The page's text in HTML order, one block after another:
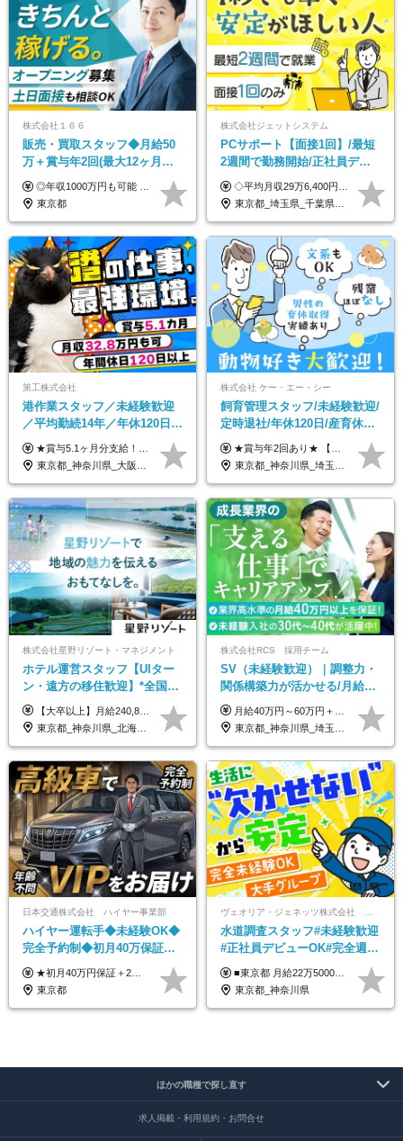
株式会社１６６
販売・買取スタッフ◆月給50
万＋賞与年2回(最大12ヶ月分
支給)◆前職給与保証◆年収
1000万可◆オープニング
◎年収1000万円も可能 ◎複雑な条件やノルマは一切なし！ 頑張った分だけシンプルに還元される給与体系です。 経験者の方には「前職給与保証」をお約束します！ ■月給50万円～80万円（役職手当を含む） ★平均月収：60～70万円程度 ★「〇件以上で支給」といった複雑な条件やノルマの縛りは一切ありません。 お客様に寄り添い、利益が出た分はしっかりとあなたの給与へ還元します！ ※経験・能力を考慮のうえ決定します。 ※試用期間3ヶ月あり。その間の待遇・給与に差異はありません。 ※上記の金額は固定残業代（20時間/5万円～）含んだ金額です。 超過分は別途記載します。
東京都
株式会社ジェットシステム
PCサポート【面接1回】/最短
2週間で勤務開始/正社員デビ
ュー歓迎/未経験9割以上/社員
寮・住宅手当あり
◇平均月収29万6,400円(各種手当含む) ◇住宅手当⇒最大家賃の半額支給 ◇賞与年2回支給 ■月給22万5,000円以上＋地域手当＋時間外手当＋住宅手当＋家族手当 ※経験やスキルに応じて給与を決定します ※試用期間2ヶ月あり（期間内は時給1,060円以上となります） └地域により上がる可能性があり／例：東京都時給1,370円 └その他待遇に差異なし ＜モデル月収例＞ 1年目：296,400円 3年目：320,000円 【固定残業代について】 なし（残業代は、実際の労働時間に応じて別途全額支給）
東京都_埼玉県_千葉県_愛知県_北海道_群馬県_長野県_富山県_石川県_静岡県_香川県_高知県_熊本県_長崎県_沖縄県
第工株式会社
港作業スタッフ／未経験歓迎
／平均勤続14年／年休120日以
上／食事手当・家族手当あり
／賞与5.1ヶ月分
★賞与5.1ヶ月分支給！ ★入社3年目・30代で年収730万円の先輩も活躍中！ ★入社1年目・20代で月収29万円の実績あり 月給：22.5万円～30.5万円＋各種手当＋賞与年2回＋残業代全額支給 ※経験・能力などを考慮のうえ決定します ※上記月給には食事手当(5000円／月）を含みます ※残業代は分単位で100％支給いたします ※試用期間3ヶ月。その間の給与・待遇に差異はありません 【月収例】 ◆33.5万円／31歳 入社7か月 ◆38.5万円／32歳 入社1年目 ◆48.4万円／44歳 入社12年目 ※経験・能力などを考慮のうえ決定 ※月収・給与例には休日手当も含みます 【手当詳細】 ◆交通費規定支給（上限3万5000円／月） ◆時間外手当全額支給 ◆休日出勤手当 ◆港湾住宅あり（1R・2万円台～） ◆資格取得支援制度：全額負担 ◆地域手当：関東地区1万円／月
東京都_神奈川県_大阪府_愛知県_兵庫県
株式会社 ケー・エー・シー
飼育管理スタッフ/未経験歓迎/
定時退社/年休120日/産育休実
績あり/連休取得OK/賞与年2
回/急募求人
★賞与年2回あり★ 【未経験の方】月給20万7,750円～＋賞与年2回＋残業代全額支給＋交通費支給 【生物系大卒の方】月給21万3,750円～＋賞与年2回＋残業代全額支給＋交通費支給 ★手当が充実★ ・資格手当（実験動物技術者2級：月3,000円、1級：月7,000円） ・家族手当 ・住宅費用補助（転居を伴う転勤の場合：最大5年間支給） ・残業代全額支給 ※入社5年目程度で賞与4.6ヶ月分の支給実績あり ※月給の金額は、能力やスキルを考慮して決定します ※試用期間6ヶ月あり（雇用形態・給与・待遇に差異なし）
東京都_神奈川県_埼玉県_大阪府_愛知県_茨城県_三重県_京都府_佐賀県
株式会社星野リゾート・マネジメント
ホテル運営スタッフ【UIター
ン・遠方の移住歓迎】*全国募
集*週休3日/年休161日可*未経
験OK*新規開業あり
【大卒以上】月給240,800円以上+賞与2回+各種手当 【短大・専門学校卒】月給204,400円以上+賞与2回+各種手当 【上記以外】月給187,000円以上+賞与2回+各種手当 ※経験、資格、能力等を考慮の上、決定いたします ※残業代全額支給 ※試用期間3ヶ月（条件変更なし）
東京都_神奈川県_北海道_青森県_山形県_福島県_栃木県_群馬県_山梨県_長野県_石川県_静岡県_岐阜県_京都府_広島県_島根県_山口県_高知県_長崎県_大分県_鹿児島県_沖縄県
株式会社RCS 採用チーム
SV（未経験歓迎）｜調整力・
関係構築力が活かせる/月給40
万円以上/30～40代活躍中/6か
月間の研修充実
月給40万円～60万円＋各種手当＋業績賞与 ◎経験や能力等を考慮し、優遇いたします！ ◎成果により業績賞与を年2回支給します！ 上記月給には、固定残業代として 「60,800円～95,000円（28時間分）」を含む。 超過分は別途全額支給します。
東京都_神奈川県_埼玉県_千葉県_大阪府_愛知県_北海道_青森県_岩手県_宮城県_秋田県_山形県_福島県_茨城県_栃木県_群馬県_新潟県_山梨県_長野県_富山県_石川県_福井県_静岡県_岐阜県_三重県_兵庫県_京都府_滋賀県_奈良県_和歌山県_広島県_岡山県_鳥取県_島根県_山口県_徳島県_香川県_愛媛県_高知県_福岡県_熊本県_佐賀県_長崎県_大分県_宮崎県_鹿児島県_沖縄県
日本交通株式会社 ハイヤー事業部
ハイヤー運転手◆未経験OK◆
完全予約制◆初月40万保証◆
平均年収600万◆約4ヶ月研修
あり◆運転は1日4hほど
★初月40万円保証＋2～6ヶ月目35万円保証 ★平均年収600万円 月給236,000円（一律手当含む）＋運転手当（運転した時間に応じて支給）＋残業代＋賞与年2回 ※基礎研修期間（10日間）は日給1万円を支給します ※試用期間中（3ヶ月）の給与・待遇に差異はありません ※残業代は全額支給します
東京都
水道調査スタッフ#未経験歓迎
#正社員デビューOK#完全週休
2日制#年休125日#資格取得支
援有#社員数千人以上
■東京都 月給22万5000円（東京地域手当3万円含）～25万円＋残業代全額支給＋各種手当 ■神奈川県 月給19万5000円～24万円＋残業代全額支給＋各種手当 ※年齢・経験を考慮し決定 ※試用期間3ヶ月（期間中の給与・待遇に差異はありません） ◆通勤手当あり（全額支給） ◆昇給年1回、賞与年2回。世界最大級の環境企業グループならではの安定した給与体系です。
東京都_神奈川県
ほかの職種で探し直す
求人掲載・利用規約・お問合せ